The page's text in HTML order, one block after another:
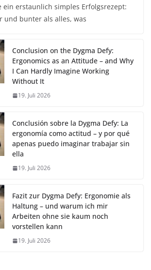
ein erstaunlich simples Erfolgsrezept:
und bunter als alles, was
Conclusion on the Dygma Defy:
Ergonomics as an Attitude – and Why
I Can Hardly Imagine Working
Without It
19. Juli 2026
Conclusión sobre la Dygma Defy: La
ergonomía como actitud – y por qué
apenas puedo imaginar trabajar sin
ella
19. Juli 2026
Fazit zur Dygma Defy: Ergonomie als
Haltung – und warum ich mir
Arbeiten ohne sie kaum noch
vorstellen kann
19. Juli 2026